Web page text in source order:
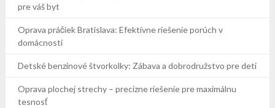
pre váš byt
Oprava práčiek Bratislava: Efektívne riešenie porúch v
domácnosti
Detské benzínové štvorkolky: Zábava a dobrodružstvo pre deti
Oprava plochej strechy – precízne riešenie pre maximálnu
tesnosť